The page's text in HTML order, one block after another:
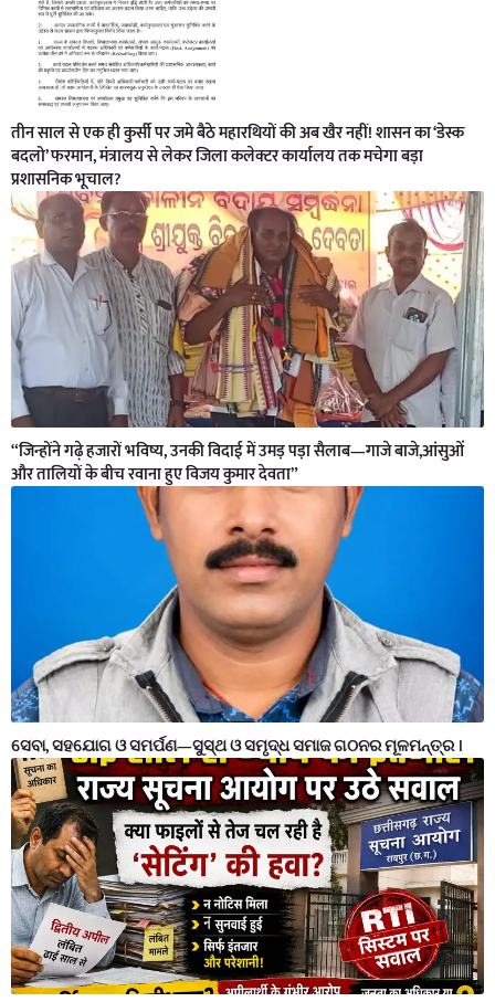
तीन साल से एक ही कुर्सी पर जमे बैठे महारथियों की अब खैर नहीं! शासन का ‘डेस्क
बदलो’ फरमान, मंत्रालय से लेकर जिला कलेक्टर कार्यालय तक मचेगा बड़ा
प्रशासनिक भूचाल?
“जिन्होंने गढ़े हजारों भविष्य, उनकी विदाई में उमड़ पड़ा सैलाब—गाजे बाजे,आंसुओं
और तालियों के बीच रवाना हुए विजय कुमार देवता”
ସେବା, ସହଯୋଗ ଓ ସମର୍ପଣ—ସୁସ୍ଥ ଓ ସମୃଦ୍ଧ ସମାଜ ଗଠନର ମୂଳମନ୍ତ୍ର ।